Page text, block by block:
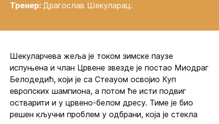
Тренер: Драгослав Шекуларац.
Шекуларчева жеља је током зимске паузе
испуњена и члан Црвене звезде је постао Миодраг
Белодедић, који је са Стеауом освојио Куп
европских шампиона, а потом ће исти подвиг
остварити и у црвено-белом дресу. Тиме је био
решен кључни проблем у одбрани, која је стекла